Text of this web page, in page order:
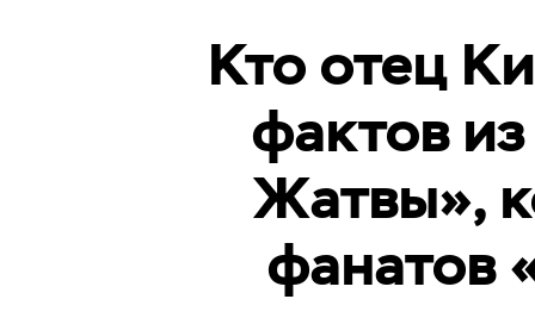
Кто отец
фактов
Жатвы»,
фанатов